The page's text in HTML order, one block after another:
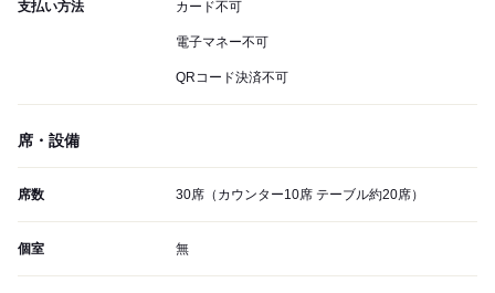
支払い方法 カード不可
電子マネー不可
QRコード決済不可
席・設備
席数 30席（カウンター10席 テーブル約20席）
個室 無